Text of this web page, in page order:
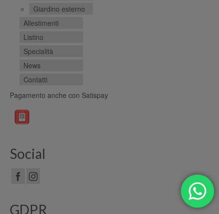
Giardino esterno
Allestimenti
Listino
Specialità
News
Contatti
Pagamento anche con Satispay
Social
GDPR